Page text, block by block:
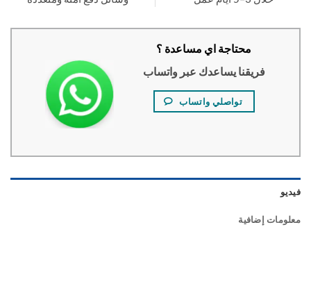
محتاجة اي مساعدة ؟
فريقنا يساعدك عبر واتساب
تواصلي واتساب
إضافية